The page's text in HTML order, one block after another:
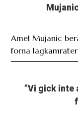
Amel Mujanic
forna
”Vi gick inte